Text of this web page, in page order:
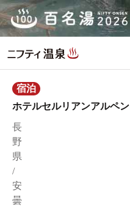
宿泊
ホテルセルリアンアルペン
長
野
県
/
安
曇